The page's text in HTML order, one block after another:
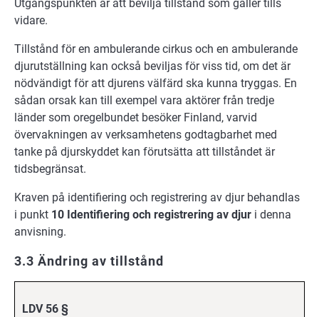
Utgångspunkten är att bevilja tillstånd som gäller tills
vidare.
Tillstånd för en ambulerande cirkus och en ambulerande
djurutställning kan också beviljas för viss tid, om det är
nödvändigt för att djurens välfärd ska kunna tryggas. En
sådan orsak kan till exempel vara aktörer från tredje
länder som oregelbundet besöker Finland, varvid
övervakningen av verksamhetens godtagbarhet med
tanke på djurskyddet kan förutsätta att tillståndet är
tidsbegränsat.
Kraven på identifiering och registrering av djur behandlas
i punkt 10 Identifiering och registrering av djur i denna
anvisning.
3.3 Ändring av tillstånd
LDV 56 §